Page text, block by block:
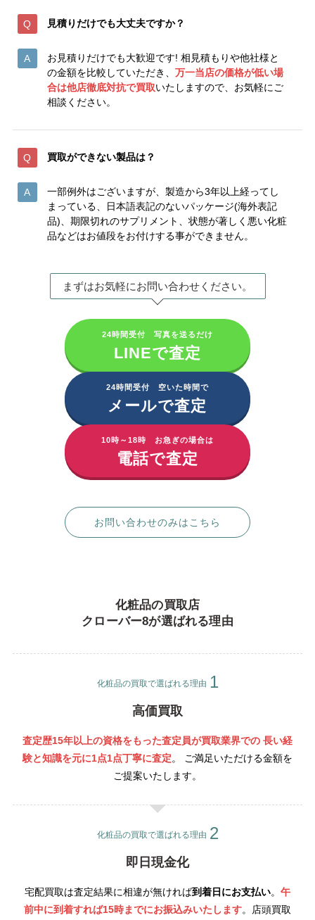
見積りだけでも大丈夫ですか？
お見積りだけでも大歓迎です! 相見積もりや他社様と
の金額を比較していただき、 万一当店の価格が低い場
合は他店徹底対抗で買取いたしますので、お気軽にご
相談ください。
買取ができない製品は？
一部例外はございますが、製造から3年以上経ってし
まっている、日本語表記のないパッケージ(海外表記
品)、期限切れのサプリメント、状態が著しく悪い化粧
品などはお値段をお付けする事ができません。
まずはお気軽にお問い合わせください。
24時間受付 写真を送るだけ
LINEで査定
24時間受付 空いた時間で
メールで査定
10時～18時 お急ぎの場合は
電話で査定
お問い合わせのみはこちら
化粧品の買取店
クローバー8が選ばれる理由
化粧品の買取で選ばれる理由
高価買取
査定歴15年以上の資格をもった査定員が買取業界での 長い経
験と知識を元に1点1点丁寧に査定。 ご満足いただける金額を
ご提案いたします。
化粧品の買取で選ばれる理由
即日現金化
宅配買取は査定結果に相違が無ければ到着日にお支払い。 午
前中に到着すれば15時までにお振込みいたします。店頭買取